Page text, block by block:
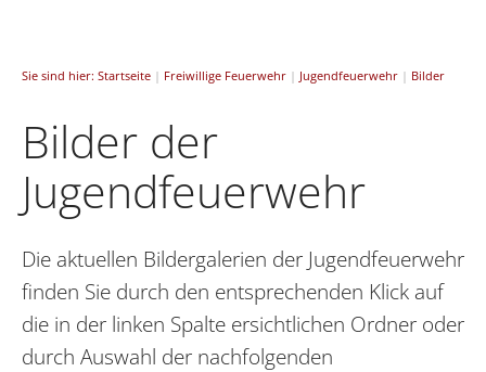
Sie sind hier: Startseite | Freiwillige Feuerwehr | Jugendfeuerwehr | Bilder
Bilder der
Jugendfeuerwehr
Die aktuellen Bildergalerien der Jugendfeuerwehr
finden Sie durch den entsprechenden Klick auf
die in der linken Spalte ersichtlichen Ordner oder
durch Auswahl der nachfolgenden